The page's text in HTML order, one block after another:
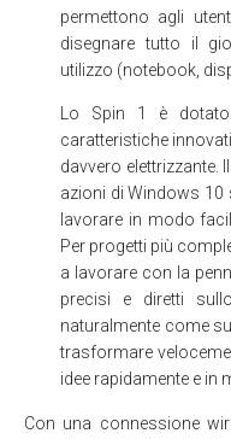
permettono agli
disegnare tutto il
utilizzo (notebook,
Lo Spin 1 è
caratteristiche
davvero elettrizzante.
azioni di Windows 10
lavorare in modo
Per progetti più
a lavorare con la
precisi e diretti
naturalmente come
trasformare
idee rapidamente e in
Con una connessione